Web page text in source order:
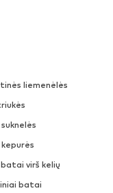
liemenėlės
virš kelių
batai